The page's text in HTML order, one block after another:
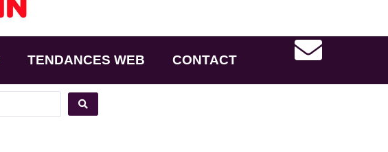
TENDANCES WEB CONTACT